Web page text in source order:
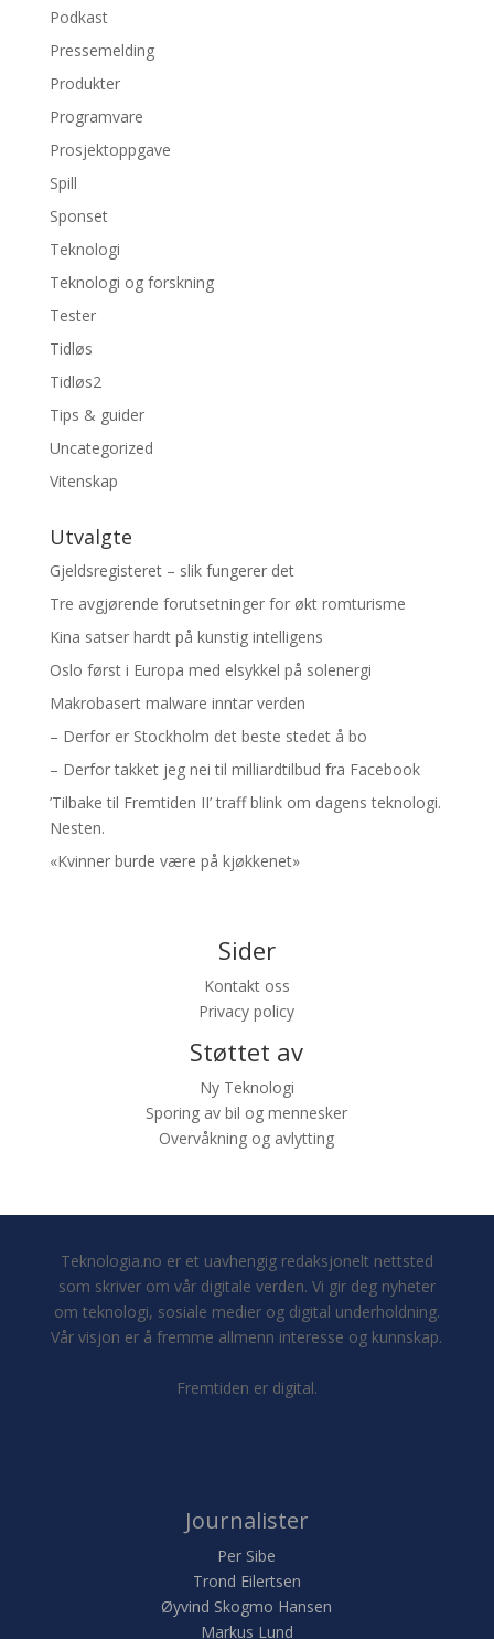
Podkast
Pressemelding
Produkter
Programvare
Prosjektoppgave
Spill
Sponset
Teknologi
Teknologi og forskning
Tester
Tidløs
Tidløs2
Tips & guider
Uncategorized
Vitenskap
Utvalgte
Gjeldsregisteret – slik fungerer det
Tre avgjørende forutsetninger for økt romturisme
Kina satser hardt på kunstig intelligens
Oslo først i Europa med elsykkel på solenergi
Makrobasert malware inntar verden
– Derfor er Stockholm det beste stedet å bo
– Derfor takket jeg nei til milliardtilbud fra Facebook
’Tilbake til Fremtiden II’ traff blink om dagens teknologi.
Nesten.
«Kvinner burde være på kjøkkenet»
Sider
Kontakt oss
Privacy policy
Støttet av
Ny Teknologi
Sporing av bil og mennesker
Overvåkning og avlytting
Teknologia.no er et uavhengig redaksjonelt nettsted
som skriver om vår digitale verden. Vi gir deg nyheter
om teknologi, sosiale medier og digital underholdning.
Vår visjon er å fremme allmenn interesse og kunnskap.
Fremtiden er digital.
Journalister
Per Sibe
Trond Eilertsen
Øyvind Skogmo Hansen
Markus Lund